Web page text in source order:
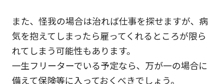
また、怪我の場合は治れば仕事を探せますが、病
気を抱えてしまったら雇ってくれるところが限ら
れてしまう可能性もあります。
一生フリーターでいる予定なら、万が一の場合に
備えて保険等に入っておくべきでしょう。